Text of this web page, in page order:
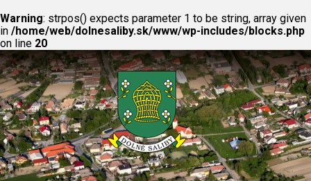
Warning: strpos() expects parameter 1 to be string, array given
in /home/web/dolnesaliby.sk/www/wp-includes/blocks.php
on line 20